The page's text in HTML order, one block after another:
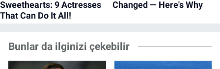
Bunlar da ilginizi çekebilir